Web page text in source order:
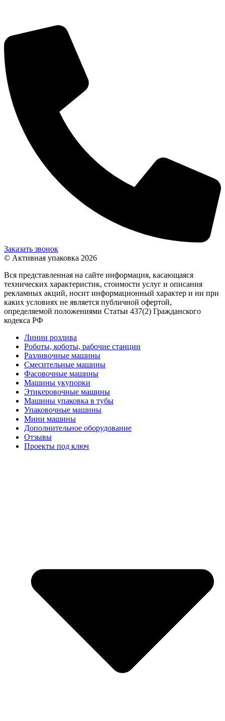
Заказать звонок
© Активная упаковка 2026
Вся представленная на сайте информация, касающаяся
технических характеристик, стоимости услуг и описания
рекламных акций, носит информационный характер и ни при
каких условиях не является публичной офертой,
определяемой положениями Статьи 437(2) Гражданского
кодекса РФ
Линии розлива
Роботы, коботы, рабочие станции
Разливочные машины
Смесительные машины
Фасовочные машины
Машины укупорки
Этикеровочные машины
Машины упаковка в тубы
Упаковочные машины
Мини машины
Дополнительное оборудование
Отзывы
Проекты под ключ